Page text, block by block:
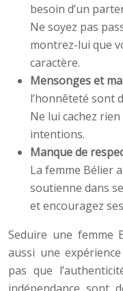
besoin d’un
Ne soyez pas
montrez-lui que
caractère.
Mensonges et
l’honnêteté sont
Ne lui cachez
intentions.
Manque de
La femme Bélier
soutienne dans
et encouragez
Seduire une femme
aussi une
pas que